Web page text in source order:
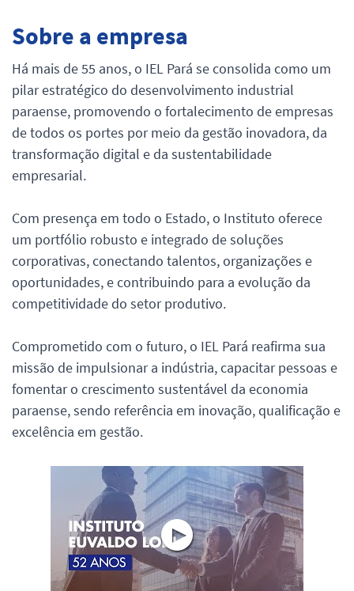
Sobre a empresa
Há mais de 55 anos, o IEL Pará se consolida como um
pilar estratégico do desenvolvimento industrial
paraense, promovendo o fortalecimento de empresas
de todos os portes por meio da gestão inovadora, da
transformação digital e da sustentabilidade
empresarial.
Com presença em todo o Estado, o Instituto oferece
um portfólio robusto e integrado de soluções
corporativas, conectando talentos, organizações e
oportunidades, e contribuindo para a evolução da
competitividade do setor produtivo.
Comprometido com o futuro, o IEL Pará reafirma sua
missão de impulsionar a indústria, capacitar pessoas e
fomentar o crescimento sustentável da economia
paraense, sendo referência em inovação, qualificação e
excelência em gestão.